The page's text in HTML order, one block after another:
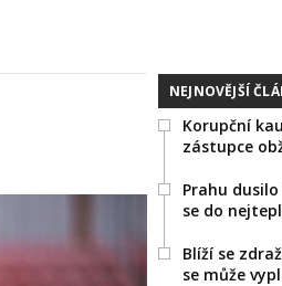
NEJNOVĚJŠÍ
Korupční
zástupce
Prahu
se do
Blíží se
se může